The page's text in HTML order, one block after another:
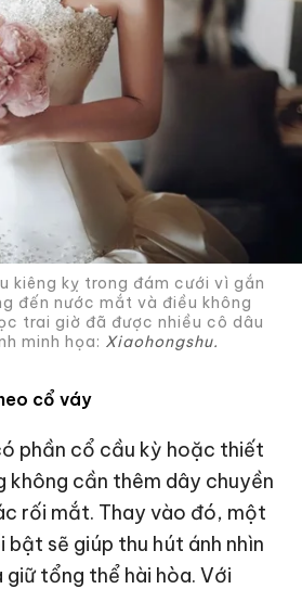
kiêng kỵ trong đám cưới vì gắn
đến nước mắt và điều không
trai giờ đã được nhiều cô dâu
minh họa: Xiaohongshu.
cổ váy
phần cổ cầu kỳ hoặc thiết
không cần thêm dây chuyền
rối mắt. Thay vào đó, một
bật sẽ giúp thu hút ánh nhìn
giữ tổng thể hài hòa. Với